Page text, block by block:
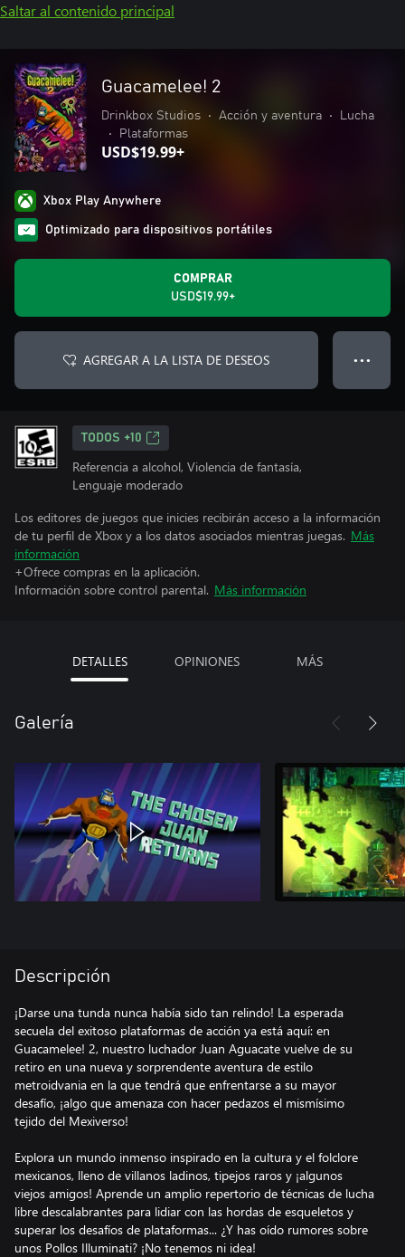
Saltar al contenido principal
Guacamelee! 2
Drinkbox Studios • Acción y aventura •
Lucha
•
Plataformas
USD$19.99+
Xbox Play Anywhere
Optimizado para dispositivos portátiles
COMPRAR
USD$19.99+
AGREGAR A LA LISTA DE DESEOS ● ● ●
TODOS +10
Referencia a alcohol, Violencia de fantasía,
Lenguaje moderado
Los editores de juegos que inicies recibirán acceso a la información
de tu perfil de Xbox y a los datos asociados mientras juegas. Más
información
+Ofrece compras en la aplicación.
Información sobre control parental. Más información
DETALLES OPINIONES MÁS
Galería
Descripción
¡Darse una tunda nunca había sido tan relindo! La esperada
secuela del exitoso plataformas de acción ya está aquí: en
Guacamelee! 2, nuestro luchador Juan Aguacate vuelve de su
retiro en una nueva y sorprendente aventura de estilo
metroidvania en la que tendrá que enfrentarse a su mayor
desafío, ¡algo que amenaza con hacer pedazos el mismísimo
tejido del Mexiverso!
Explora un mundo inmenso inspirado en la cultura y el folclore
mexicanos, lleno de villanos ladinos, tipejos raros y ¡algunos
viejos amigos! Aprende un amplio repertorio de técnicas de lucha
libre descalabrantes para lidiar con las hordas de esqueletos y
superar los desafíos de plataformas... ¿Y has oído rumores sobre
unos Pollos Illuminati? ¡No tenemos ni idea!